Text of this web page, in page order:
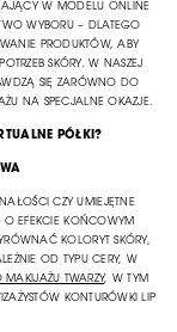
W MODELU ONLINE
WYBORU – DLATEGO
PRODUKTÓW, ABY
SKÓRY. W NASZEJ
SIĘ ZARÓWNO DO
NA SPECJALNE OKAZJE.
PÓŁKI?
CZY UMIEJĘTNE
O EFEKCIE KOŃCOWYM
KOLORYT SKÓRY,
OD TYPU CERY, W
MAKIJAŻU TWARZY, W TYM
KONTURÓWKI LIP